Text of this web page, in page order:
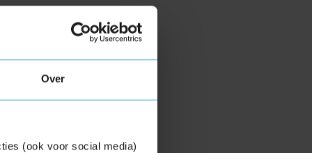
Over
(ook voor social media)